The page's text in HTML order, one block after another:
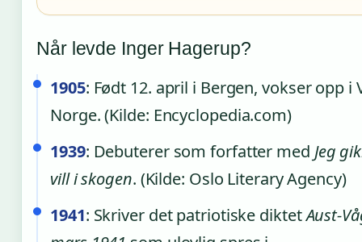
Når levde Inger Hagerup?
1905: Født 12. april i Bergen, vokser opp i
Norge. (Kilde: Encyclopedia.com)
1939: Debuterer som forfatter med Jeg
vill i skogen. (Kilde: Oslo Literary Agency)
1941: Skriver det patriotiske diktetAust-